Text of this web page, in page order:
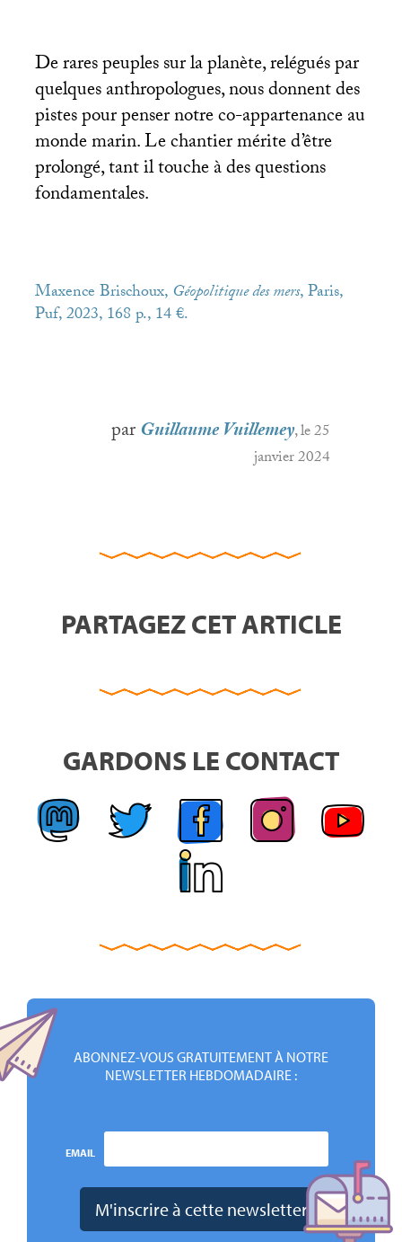
De rares peuples sur la planète, relégués par
quelques anthropologues, nous donnent des
pistes pour penser notre co-appartenance au
monde marin. Le chantier mérite d’être
prolongé, tant il touche à des questions
fondamentales.
Maxence Brischoux, Géopolitique des mers, Paris,
Puf, 2023, 168 p., 14 €.
parGuillaume Vuillemey, le 25
janvier 2024
PARTAGEZ CET ARTICLE
GARDONS LE CONTACT
ABONNEZ-VOUS GRATUITEMENT À NOTRE
NEWSLETTER HEBDOMADAIRE :
EMAIL